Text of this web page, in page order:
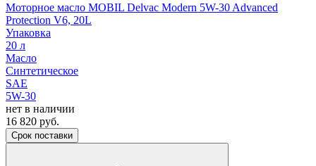
Моторное масло MOBIL Delvac Modern 5W-30 Advanced
Protection V6, 20L
Упаковка
20 л
Масло
Синтетическое
SAE
5W-30
нет в наличии
16 820 руб.
Срок поставки